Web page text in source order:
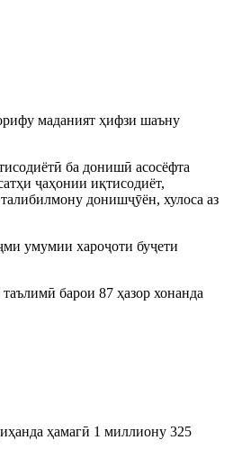
маданият ҳифзи шаъну
ба донишӣ асосёфта
ҷаҳонии иқтисодиёт,
донишҷӯён, хулоса аз
умумии хароҷоти буҷети
барои 87 ҳазор хонанда
ҳамагӣ 1 миллиону 325